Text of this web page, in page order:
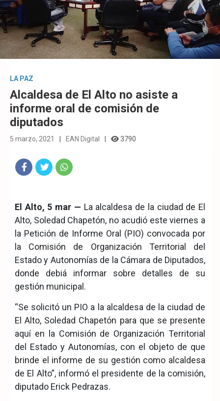
LA PAZ
Alcaldesa de El Alto no asiste a
informe oral de comisión de
diputados
5 marzo, 2021 EAN Digital 3790
eb
ook
ter
pp
El Alto, 5 mar — La alcaldesa de la ciudad de El
Alto, Soledad Chapetón, no acudió este viernes a
la Petición de Informe Oral (PIO) convocada por
la Comisión de Organización Territorial del
Estado y Autonomías de la Cámara de Diputados,
donde debiá informar sobre detalles de su
gestión municipal.
“Se solicitó un PIO a la alcaldesa de la ciudad de
El Alto, Soledad Chapetón para que se presente
aquí en la Comisión de Organización Territorial
del Estado y Autonomías, con el objeto de que
brinde el informe de su gestión como alcaldesa
de El Alto”, informó el presidente de la comisión,
diputado Erick Pedrazas.